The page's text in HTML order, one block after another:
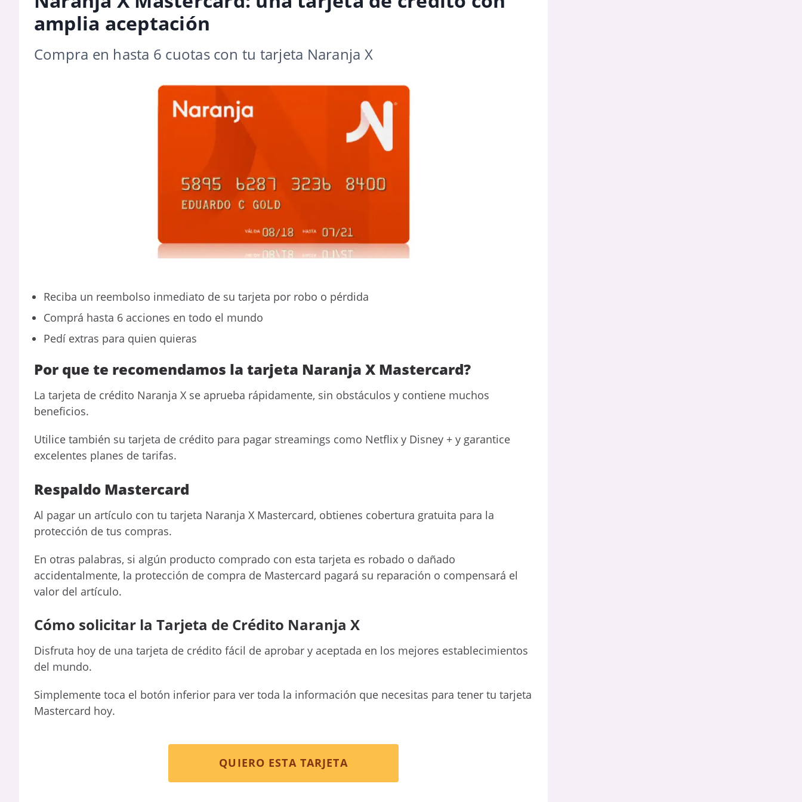
amplia aceptación
Compra en hasta 6 cuotas con tu tarjeta Naranja X
Reciba un reembolso inmediato de su tarjeta por robo o pérdida
Comprá hasta 6 acciones en todo el mundo
Pedí extras para quien quieras
Por que te recomendamos la tarjeta Naranja X Mastercard?
La tarjeta de crédito Naranja X se aprueba rápidamente, sin obstáculos y contiene muchos
beneficios.
Utilice también su tarjeta de crédito para pagar streamings como Netflix y Disney + y garantice
excelentes planes de tarifas.
Respaldo Mastercard
Al pagar un artículo con tu tarjeta Naranja X Mastercard, obtienes cobertura gratuita para la
protección de tus compras.
En otras palabras, si algún producto comprado con esta tarjeta es robado o dañado
accidentalmente, la protección de compra de Mastercard pagará su reparación o compensará el
valor del artículo.
Cómo solicitar la Tarjeta de Crédito Naranja X
Disfruta hoy de una tarjeta de crédito fácil de aprobar y aceptada en los mejores establecimientos
del mundo.
Simplemente toca el botón inferior para ver toda la información que necesitas para tener tu tarjeta
Mastercard hoy.
QUIERO ESTA TARJETA